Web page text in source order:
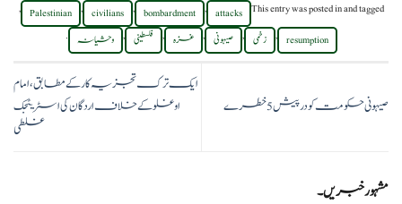
This entry was posted inand tagged
attacks
,
bombardment
,
civilians
,
Palestinian
,
resumption
, زخمی , صیہونی , غزہ , فلسطینی , وحشیانہ .
صیہونی حکومت کو در پیش 5 خطرے
ایک ترک تجزیہ کار کے مطابق، امام
اوغلو کے خلاف اردگان کی اسٹریٹجک
غلطی
مشہور خبریں۔